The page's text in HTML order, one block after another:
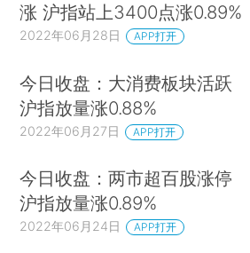
涨 沪指站上3400点涨0.89%
2022年06月28日 APP打开
今日收盘：大消费板块活跃
沪指放量涨0.88%
2022年06月27日 APP打开
今日收盘：两市超百股涨停
沪指放量涨0.89%
2022年06月24日 APP打开